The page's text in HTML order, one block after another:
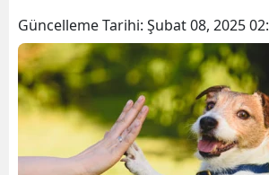
Güncelleme Tarihi: Şubat 08, 2025